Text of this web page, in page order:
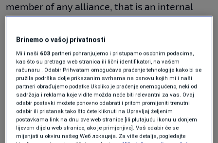
member of any alliance, that is an internal
Ukraine's example shows what we expect.
Should there be any threat, we will respond,"
Kalabukhov told the FTV entity broadcaster
thus making a barely concealed threat.
Kalabukhov said that it was the West that was
actually posing a threat to Bosnia and
Brinemo o vašoj privatnosti
Mi i naši 603 partneri pohranjujemo i pristupamo osobnim podacima,
kao što su pretraga web stranica ili lični identifikatori, na vašem
računaru . Odabir Prihvatam omogućava praćenje tehnologije kako bi se
pružila podrška dolje prikazanim svrhama na osnovu kojih mi i naši
partneri obrađujemo podatke Ukoliko je praćenje onemogućeno, neki od
sadržaja i reklama koje vidite možda neće biti relevantni za vas. Ovaj
odabir postavki možete ponovno odabrati i pritom promijeniti trenutni
odabir ili pristanak tako što ćete kliknuti na Upravljaj željenim
postavkama link na dnu ove web stranice [ili plutajuću ikonu u donjem
lijevom dijelu web stranice, ako je primjenjivo]. Vaš odabir će se
mijenjati u okviru našeg Wеб локација. Za više detalja, pogledajte